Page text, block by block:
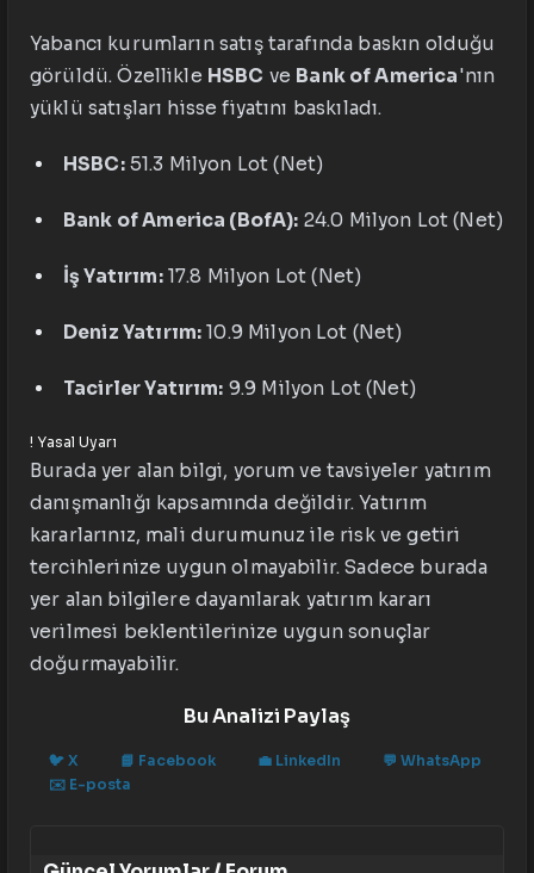
Yabancı kurumların satış tarafında baskın olduğu
görüldü. Özellikle HSBC ve Bank of America'nın
yüklü satışları hisse fiyatını baskıladı.
HSBC:51.3 Milyon Lot (Net)
Bank of America (BofA): 24.0 Milyon Lot (Net)
İş Yatırım:17.8 Milyon Lot (Net)
Deniz Yatırım: 10.9 Milyon Lot (Net)
Tacirler Yatırım: 9.9 Milyon Lot (Net)
! Yasal Uyarı
Burada yer alan bilgi, yorum ve tavsiyeler yatırım
danışmanlığı kapsamında değildir. Yatırım
kararlarınız, mali durumunuz ile risk ve getiri
tercihlerinize uygun olmayabilir. Sadece burada
yer alan bilgilere dayanılarak yatırım kararı
verilmesi beklentilerinize uygun sonuçlar
doğurmayabilir.
Bu Analizi Paylaş
🐦 X 📘 Facebook 💼 LinkedIn 💬 WhatsApp
✉️ E-posta